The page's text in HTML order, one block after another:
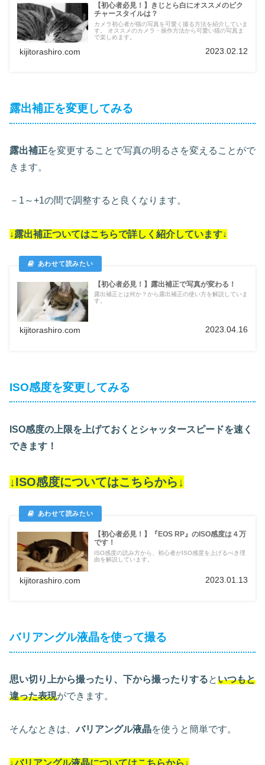
【初心者必見！】きじとら白にオススメのピク
チャースタイルは？
カメラ初心者が猫の写真を可愛く撮る方法を紹介していま
す。 オススメのカメラ・操作方法から可愛い猫の写真ま
で楽しめます。
kijitorashiro.com 2023.02.12
露出補正を変更してみる
露出補正を変更することで写真の明るさを変えることがで
きます。
－1～+1の間で調整すると良くなります。
↓露出補正ついてはこちらで詳しく紹介しています↓
【初心者必見！】露出補正で写真が変わる！
露出補正とは何か？から露出補正の使い方を解説していま
す。
kijitorashiro.com 2023.04.16
ISO感度を変更してみる
ISO感度の上限を上げておくとシャッタースピードを速く
できます！
↓ISO感度についてはこちらから↓
【初心者必見！】『EOS RP』のISO感度は４万
です！
ISO感度の読み方から、初心者がISO感度を上げるべき理
由を解説しています。
kijitorashiro.com 2023.01.13
バリアングル液晶を使って撮る
思い切り上から撮ったり、下から撮ったりするといつもと
違った表現ができます。
そんなときは、バリアングル液晶を使うと簡単です。